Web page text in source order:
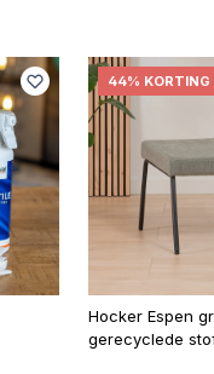
44% KORTING
Hocker Espen
gerecyclede